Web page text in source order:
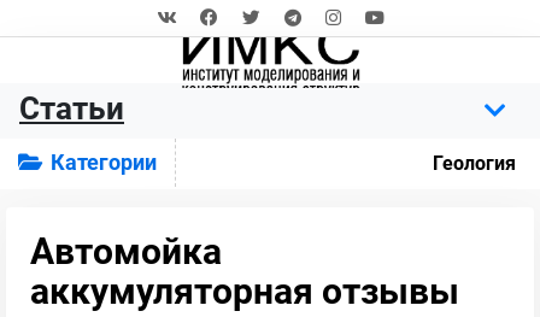
Статьи
Категории Геология
Автомойка
аккумуляторная отзывы